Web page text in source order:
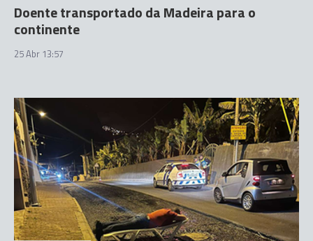
Doente transportado da Madeira para o
continente
25 Abr 13:57